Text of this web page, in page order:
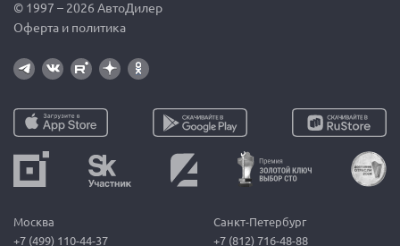
© 1997 – 2026 АвтоДилер
Оферта и политика
Москва
+7 (499) 110-44-37
Санкт-Петербург
+7 (812) 716-48-88